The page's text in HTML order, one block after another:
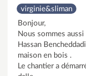
virginie&sliman
Bonjour,
Nous sommes
Hassan
maison en bois .
Le chantier a